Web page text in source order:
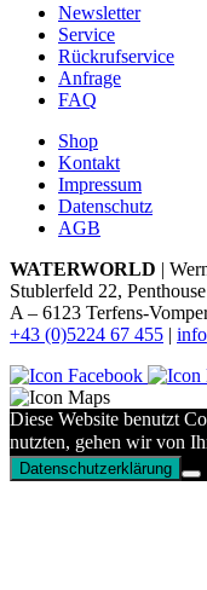
Newsletter
Service
Rückrufservice
Anfrage
FAQ
Shop
Kontakt
Impressum
Datenschutz
AGB
WATERWORLD |
Stublerfeld 22,
A – 6123 Terfens-
+43 (0)5224 67 455 |
Diese Website benutzt
nutzten, gehen wir von
Datenschutzerklärung